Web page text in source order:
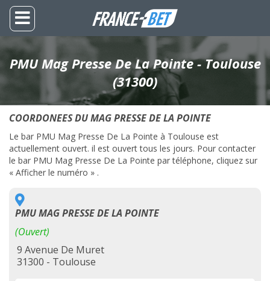
PMU Mag Presse De La Pointe - Toulouse
(31300)
COORDONEES DU MAG PRESSE DE LA POINTE
Le bar PMU Mag Presse De La Pointe à Toulouse est
actuellement ouvert. il est ouvert tous les jours. Pour contacter
le bar PMU Mag Presse De La Pointe par téléphone, cliquez sur
« Afficher le numéro » .
PMU MAG PRESSE DE LA POINTE
(Ouvert)
9 Avenue De Muret
31300 - Toulouse